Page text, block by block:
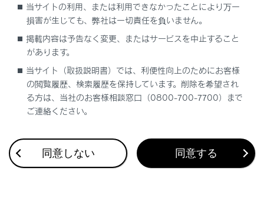
合わせて見られているページ
ドライブレコーダー
VICS・交通情報
付録
このページは役に立ちましたか？
当サイトの利用、または利用できなかったことにより万一
損害が生じても、弊社は一切責任を負いません。
掲載内容は予告なく変更、またはサービスを中止すること
があります。
当サイト（取扱説明書）では、利便性向上のためにお客様
の閲覧履歴、検索履歴を保持しています。削除を希望され
る方は、当社のお客様相談窓口（0800-700-7700）まで
ご連絡ください。
同意しない 同意する